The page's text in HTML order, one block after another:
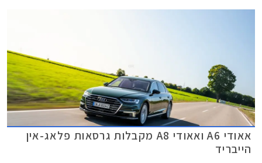
אאודי A6 ואאודי A8 מקבלות גרסאות פלאג-אין
הייבריד